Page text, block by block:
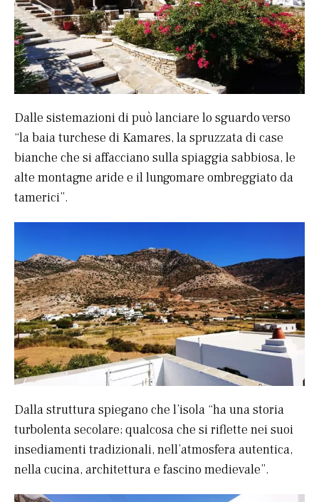
Dalle sistemazioni di può lanciare lo sguardo verso
“la baia turchese di Kamares, la spruzzata di case
bianche che si affacciano sulla spiaggia sabbiosa, le
alte montagne aride e il lungomare ombreggiato da
tamerici”.
Dalla struttura spiegano che l’isola “ha una storia
turbolenta secolare; qualcosa che si riflette nei suoi
insediamenti tradizionali, nell’atmosfera autentica,
nella cucina, architettura e fascino medievale”.